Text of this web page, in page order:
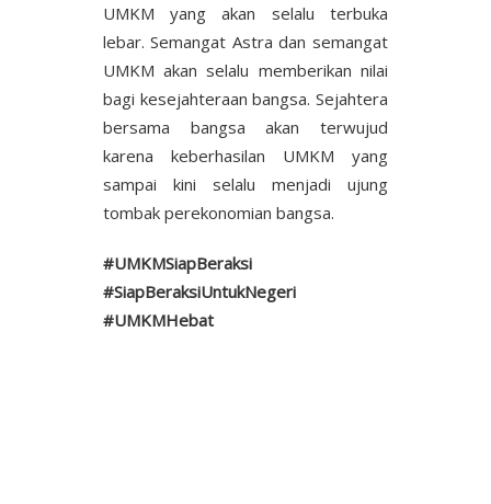
UMKM yang akan selalu terbuka
lebar. Semangat Astra dan semangat
UMKM akan selalu memberikan nilai
bagi kesejahteraan bangsa. Sejahtera
bersama bangsa akan terwujud
karena keberhasilan UMKM yang
sampai kini selalu menjadi ujung
tombak perekonomian bangsa.
#UMKMSiapBeraksi
#SiapBeraksiUntukNegeri
#UMKMHebat